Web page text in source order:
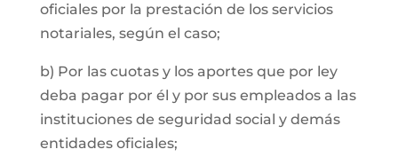
oficiales por la prestación de los servicios
notariales, según el caso;
b) Por las cuotas y los aportes que por ley
deba pagar por él y por sus empleados a las
instituciones de seguridad social y demás
entidades oficiales;